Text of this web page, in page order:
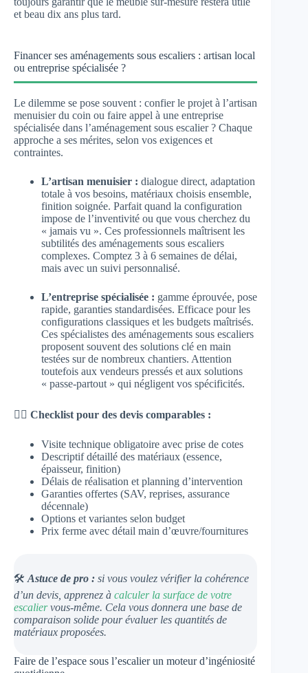
et beau dix ans plus tard.
Financer ses aménagements sous escaliers : artisan local
ou entreprise spécialisée ?
Le dilemme se pose souvent : confier le projet à l’artisan
menuisier du coin ou faire appel à une entreprise
spécialisée dans l’aménagement sous escalier ? Chaque
approche a ses mérites, selon vos exigences et
contraintes.
L’artisan menuisier : dialogue direct, adaptation
totale à vos besoins, matériaux choisis ensemble,
finition soignée. Parfait quand la configuration
impose de l’inventivité ou que vous cherchez du
« jamais vu ». Ces professionnels maîtrisent les
subtilités des aménagements sous escaliers
complexes. Comptez 3 à 6 semaines de délai,
mais avec un suivi personnalisé.
L’entreprise spécialisée : gamme éprouvée, pose
rapide, garanties standardisées. Efficace pour les
configurations classiques et les budgets maîtrisés.
Ces spécialistes des aménagements sous escaliers
proposent souvent des solutions clé en main
testées sur de nombreux chantiers. Attention
toutefois aux vendeurs pressés et aux solutions
« passe-partout » qui négligent vos spécificités.
👉🏻 Checklist pour des devis comparables :
Visite technique obligatoire avec prise de cotes
Descriptif détaillé des matériaux (essence,
épaisseur, finition)
Délais de réalisation et planning d’intervention
Garanties offertes (SAV, reprises, assurance
décennale)
Options et variantes selon budget
Prix ferme avec détail main d’œuvre/fournitures
🛠️ Astuce de pro : si vous voulez vérifier la cohérence
d’un devis, apprenez à calculer la surface de votre
escaliervous-même. Cela vous donnera une base de
comparaison solide pour évaluer les quantités de
matériaux proposées.
Faire de l’espace sous l’escalier un moteur d’ingéniosité